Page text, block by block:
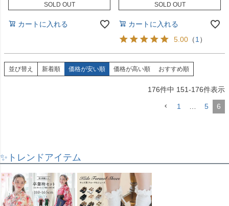
SOLD OUT
カートに入れる
SOLD OUT
カートに入れる
5.00 （1 ）
並び替え 新着順 価格が安い順 価格が高い順 おすすめ順
176件中 151-176件表示
1 5 6
✨トレンドアイテム